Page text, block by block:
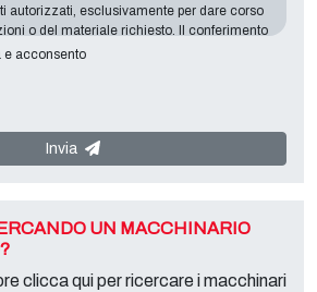
autorizzati, esclusivamente per dare corso
o del materiale richiesto. Il conferimento
in relazione alle finalità sopra esposte, il
l’impossibilità di contattarla e di
presso il titolare del trattamento per
e per ottenere l’informativa completa,
e acconsento
Invia
UN MACCHINARIO
clicca qui per ricercare i macchinari